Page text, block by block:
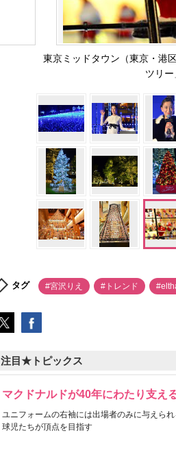
東京ミッドタウン（東京・港
ツリ
タグ #宮沢りえ #トレンド
注目★トピックス
マクドナルドが40年にわたり支え
ユニフォームの右袖には出場者のみに与えら
球児たちが頂点を目指す